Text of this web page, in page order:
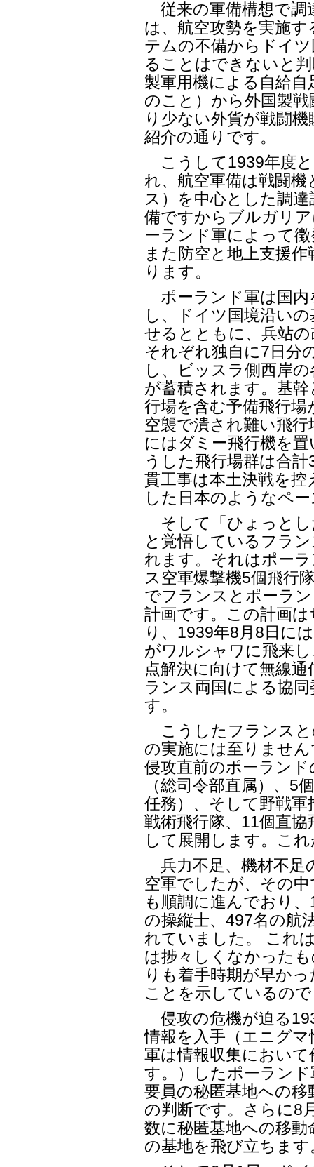
従来の軍備構想で調
は、航空攻勢を実施
テムの不備からドイ
ることはできないと
製軍用機による自給
のこと）から外国製
り少ない外貨が戦闘
紹介の通りです。
こうして1939年度
れ、航空軍備は戦闘
ス）を中心とした調
備ですからブルガリ
ーランド軍によって
また防空と地上支援
ります。
ポーランド軍は国内
し、ドイツ国境沿い
せるとともに、兵站
それぞれ独自に7日分
し、ビッスラ側西岸
が蓄積されます。基
行場を含む予備飛行
空襲で潰され難い飛
にはダミー飛行機を
うした飛行場群は合
貫工事は本土決戦を
した日本のようなペ
そして「ひょっとし
と覚悟しているフラ
れます。それはポー
ス空軍爆撃機5個飛行
でフランスとポーラ
計画です。この計画
り、1939年8月8日に
がワルシャワに飛来
点解決に向けて無線
ランス両国による協
す。
こうしたフランスと
の実施には至りませ
侵攻直前のポーラン
（総司令部直属）、5
任務）、そして野戦軍
戦術飛行隊、11個直
して展開します。こ
兵力不足、機材不足
空軍でしたが、その
も順調に進んでおり
の操縦士、497名の航
れていました。 これ
は捗々しくなかった
りも着手時期が早か
ことを示しているの
侵攻の危機が迫る
情報を入手（エニグ
軍は情報収集におい
す。）したポーラン
要員の秘匿基地への
の判断です。さらに8
数に秘匿基地への移
の基地を飛び立ちます